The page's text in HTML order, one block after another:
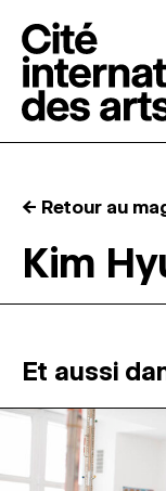
RÉSIDENCES ↓
ATELIERS
← Retour au
Kim
Et aussi